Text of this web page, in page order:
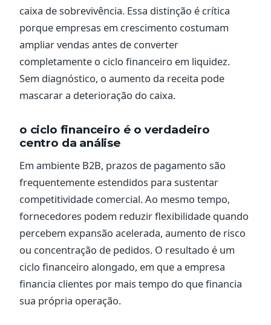
caixa de sobrevivência. Essa distinção é crítica
porque empresas em crescimento costumam
ampliar vendas antes de converter
completamente o ciclo financeiro em liquidez.
Sem diagnóstico, o aumento da receita pode
mascarar a deterioração do caixa.
o ciclo financeiro é o verdadeiro
centro da análise
Em ambiente B2B, prazos de pagamento são
frequentemente estendidos para sustentar
competitividade comercial. Ao mesmo tempo,
fornecedores podem reduzir flexibilidade quando
percebem expansão acelerada, aumento de risco
ou concentração de pedidos. O resultado é um
ciclo financeiro alongado, em que a empresa
financia clientes por mais tempo do que financia
sua própria operação.